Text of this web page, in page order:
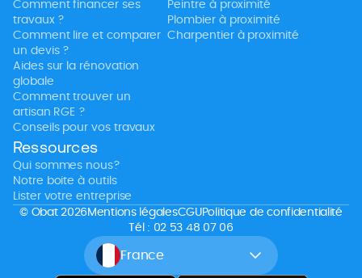
Comment financer ses
travaux ?
Comment lire et comparer
un devis ?
Aides sur la rénovation
globale
Comment trouver un
artisan RGE ?
Conseils pour vos travaux
Peintre à proximité
Plombier à proximité
Charpentier à proximité
Ressources
Qui sommes nous?
Notre boite à outils
Lister votre entreprise
France
© Obat 2026 Mentions légalesCGUPolitique de confidentialité
Tél : 02 53 48 07 06